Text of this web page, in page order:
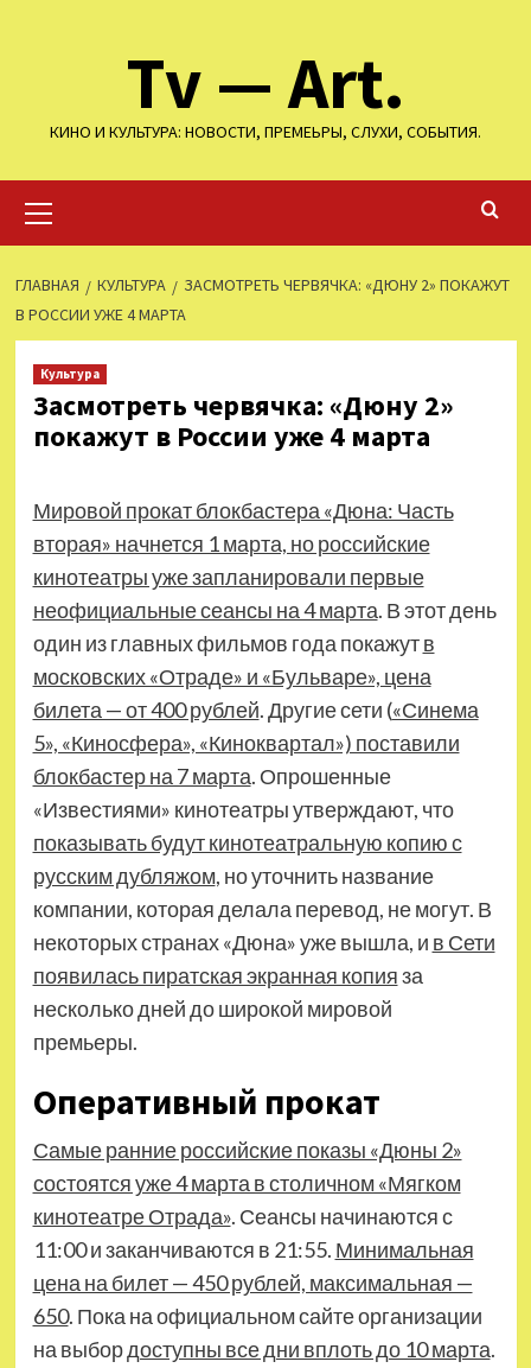
Tv — Art.
КИНО И КУЛЬТУРА: НОВОСТИ, ПРЕМЕЬРЫ, СЛУХИ, СОБЫТИЯ.
меню
ГЛАВНАЯ КУЛЬТУРА
ЗАСМОТРЕТЬ ЧЕРВЯЧКА: «ДЮНУ 2» ПОКАЖУТ
В РОССИИ УЖЕ 4 МАРТА
Культура
Засмотреть червячка: «Дюну 2»
покажут в России уже 4 марта
Мировой прокат блокбастера «Дюна: Часть
вторая» начнется 1 марта, но российские
кинотеатры уже запланировали первые
неофициальные сеансы на 4 марта. В этот день
один из главных фильмов года покажутв
московских «Отраде» и «Бульваре», цена
билета — от 400 рублей. Другие сети («Синема
5», «Киносфера», «Киноквартал») поставили
блокбастер на 7 марта. Опрошенные
«Известиями» кинотеатры утверждают, что
показывать будут кинотеатральную копию с
русским дубляжом, но уточнить название
компании, которая делала перевод, не могут. В
некоторых странах «Дюна» уже вышла, и в Сети
появилась пиратская экранная копияза
несколько дней до широкой мировой
премьеры.
Оперативный прокат
Самые ранние российские показы «Дюны 2»
состоятся уже 4 марта в столичном «Мягком
кинотеатре Отрада». Сеансы начинаются с
11:00 и заканчиваются в 21:55. Минимальная
цена на билет — 450 рублей, максимальная —
650. Пока на официальном сайте организации
на выбордоступны все дни вплоть до 10 марта.